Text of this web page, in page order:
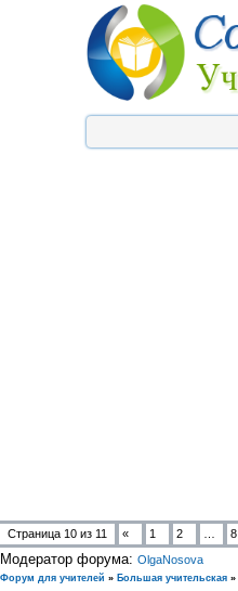
Страница 10 из 11 « 1 2 8
Модератор форума: OlgaNosova
Форум для учителей » Большая учительская »